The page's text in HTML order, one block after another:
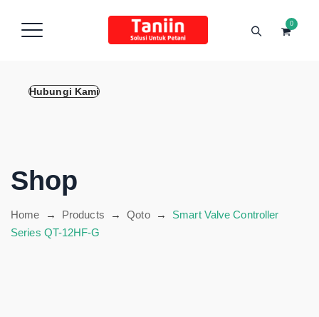
Hubungi Kami
0
Shop
Home → Products →Qoto→ Smart Valve Controller
Series QT-12HF-G